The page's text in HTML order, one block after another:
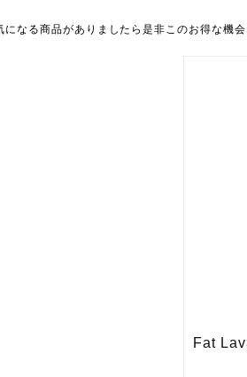
になる商品がありましたら是非このお得な機会